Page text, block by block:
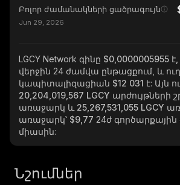
Բոլոր ժամանակների ցածրագույն
Jun 29, 2026
LGCY Network գինը $0,0000005955 է,
վերջին 24 ժամվա ընթացքում, և
կապիտալիզացիան $12 031 է: Այն
20,204,019,567 LGCY արժույթների
առաջարկ և 25,267,531,055 LGCY
առաջարկ՝ $9,77 24ժ
միասին:
Նշումներ